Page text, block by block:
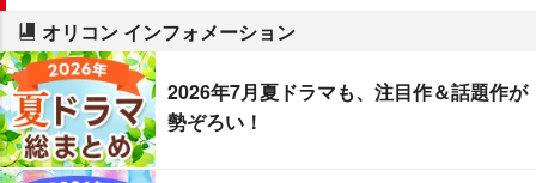
オリコン インフォメーション
2026年7月夏ドラマも、注目作＆話題作が
勢ぞろい！